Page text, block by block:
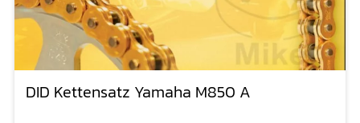
DID Kettensatz Yamaha M850 A